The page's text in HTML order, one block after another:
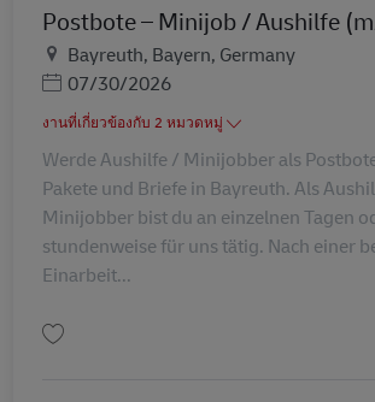
Postbote – Minijob / Aushilfe
สถานที่
Bayreuth, Bayern, Germany
Posted Date
07/30/2026
งานที่เกี่ยวข้องกับ 2 หมวดหมู่
Werde Aushilfe / Minijobber als
Pakete und Briefe in Bayreuth. Als
Minijobber bist du an einzelnen Tagen
stundenweise für uns tätig. Nach einer
Einarbeit...